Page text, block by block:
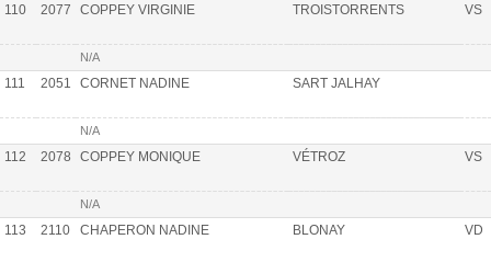
110 2077 COPPEY VIRGINIE TROISTORRENTS VS
N/A
111 2051 CORNET NADINE SART JALHAY
N/A
112 2078 COPPEY MONIQUE VÉTROZ VS
N/A
113 2110 CHAPERON NADINE BLONAY VD